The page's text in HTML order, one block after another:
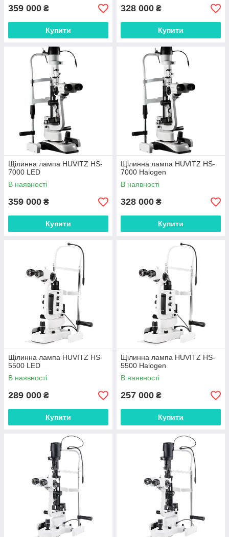
359 000 ₴
Купити
328 000 ₴
Купити
Щілинна лампа HUVITZ HS-
7000 LED
В наявності
359 000 ₴
Купити
Щілинна лампа HUVITZ HS-
7000 Halogen
В наявності
328 000 ₴
Купити
Щілинна лампа HUVITZ HS-
5500 LED
В наявності
289 000 ₴
Купити
Щілинна лампа HUVITZ HS-
5500 Halogen
В наявності
257 000 ₴
Купити